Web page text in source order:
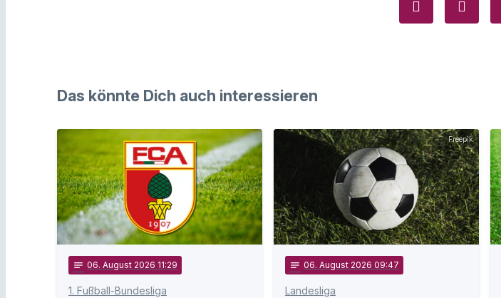
Das könnte Dich auch interessieren
notes 06. August 2026 11:29
1. Fußball-Bundesliga
Freepik
notes 06. August 2026 09:47
Landesliga